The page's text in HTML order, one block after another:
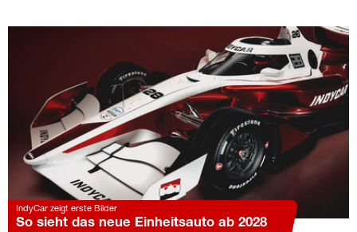
IndyCar zeigt erste Bilder
So sieht das neue Einheitsauto ab 2028